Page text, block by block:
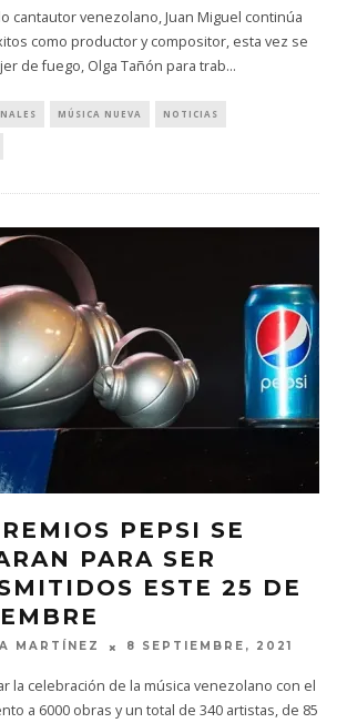
cantautor venezolano, Juan Miguel continúa
como productor y compositor, esta vez se
de fuego, Olga Tañón para trab...
MÚSICA NUEVA NOTICIAS
PEPSI SE
PARA SER
ESTE 25 DE
MARTÍNEZ 8 SEPTIEMBRE, 2021
la celebración de la música venezolano con el
a 6000 obras y un total de 340 artistas, de 85